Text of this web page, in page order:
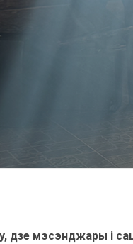
дзе мэсэнджары і